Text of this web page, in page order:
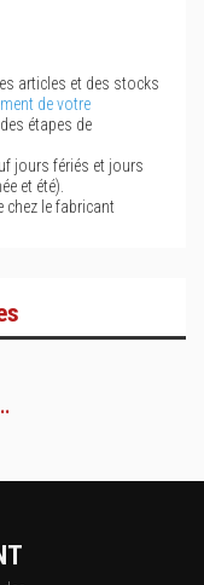
articles et des stocks
de votre
étapes de
jours fériés et jours
et été).
le fabricant